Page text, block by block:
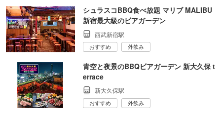
シュラスコBBQ食べ放題 マリブ MALIBU
新宿最大級のビアガーデン
西武新宿駅
おすすめ 外飲み
青空と夜景のBBQビアガーデン 新大久保 t
errace
新大久保駅
おすすめ 外飲み